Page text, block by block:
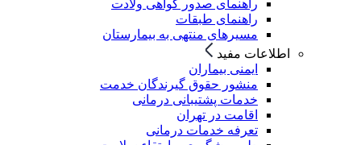
راهنمای صدور گواهی ولادت
راهنمای طبقات
مسیرهای منتهی به بیمارستان
اطلاعات مفید
ایمنی بیماران
منشور حقوق گیرندگان خدمت
خدمات پشتیبانی درمانی
اقامت در تهران
تعرفه خدمات درمانی